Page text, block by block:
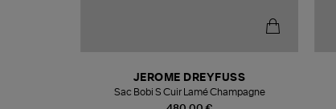
JEROME DREYFUSS
Sac Bobi S Cuir Lamé Champagne